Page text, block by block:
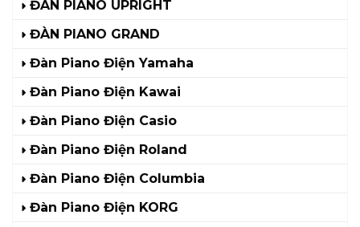
ĐÀN PIANO UPRIGHT
ĐÀN PIANO GRAND
Đàn Piano Điện Yamaha
Đàn Piano Điện Kawai
Đàn Piano Điện Casio
Đàn Piano Điện Roland
Đàn Piano Điện Columbia
Đàn Piano Điện KORG